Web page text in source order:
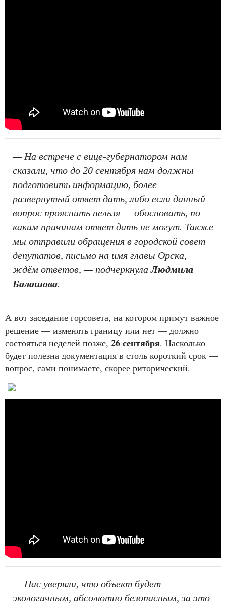
— На встрече с вице-губернатором нам
сказали, что до 20 сентября нам должны
подготовить информацию, более
развернутый ответ дать, либо если данный
вопрос прояснить нельзя — обосновать, по
каким причинам ответ дать не могут. Также
мы отправили обращения в городской совет
депутатов, письмо на имя главы Орска,
ждём ответов, — подчеркнулаЛюдмила
Балашова.
А вот заседание горсовета, на котором примут важное
решение — изменять границу или нет — должно
состояться неделей позже, 26 сентября. Насколько
будет полезна документация в столь короткий срок —
вопрос, сами понимаете, скорее риторический.
— Нас уверяли, что объект будет
экологичным, абсолютно безопасным, за это